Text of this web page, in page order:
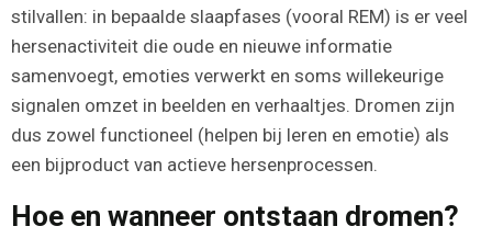
stilvallen: in bepaalde slaapfases (vooral REM) is er veel
hersenactiviteit die oude en nieuwe informatie
samenvoegt, emoties verwerkt en soms willekeurige
signalen omzet in beelden en verhaaltjes. Dromen zijn
dus zowel functioneel (helpen bij leren en emotie) als
een bijproduct van actieve hersenprocessen.
Hoe en wanneer ontstaan dromen?